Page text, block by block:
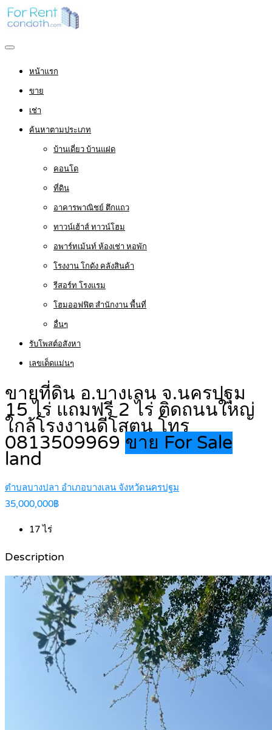
หน้าแรก
ขาย
เช่า
ค้นหาตามประเภท
บ้านเดี่ยว บ้านแฝด
คอนโด
ที่ดิน
อาคารพาณิชย์ ตึกแถว
ทาวน์เฮ้าส์ ทาวน์โฮม
อพาร์ทเม้นท์ ห้องเช่า หอพัก
โรงงาน โกดัง คลังสินค้า
รีสอร์ท โรงแรม
โฮมออฟฟิต สำนักงาน พื้นที่
อื่นๆ
รับโพสต์อสังหา
เลขเด็ดแม่นๆ
ขายที่ดิน อ.บางเลน จ.นครปฐม
15 ไร่ แถมฟรี 2 ไร่ ติดถนนใหญ่
ใกล้โรงงานดีโสตน โทร
0813509969 ขาย For Sale
land
ตำบลบางปลา อำเภอบางเลน จังหวัดนครปฐม
35,000,000฿
17ไร่
Description